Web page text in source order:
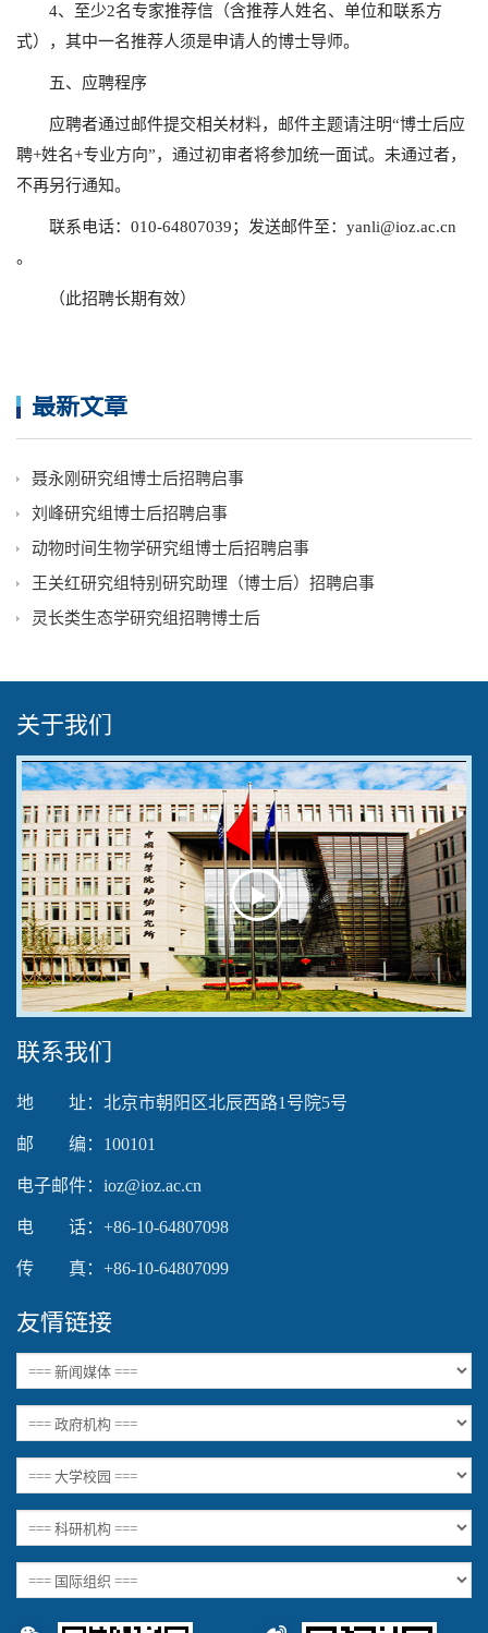
4、至少2名专家推荐信（含推荐人姓名、单位和联系方
式），其中一名推荐人须是申请人的博士导师。
五、应聘程序
应聘者通过邮件提交相关材料，邮件主题请注明“博士后应
聘+姓名+专业方向”，通过初审者将参加统一面试。未通过者，
不再另行通知。
联系电话：010-64807039；发送邮件至：yanli@ioz.ac.cn
。
（此招聘长期有效）
最新文章
聂永刚研究组博士后招聘启事
刘峰研究组博士后招聘启事
动物时间生物学研究组博士后招聘启事
王关红研究组特别研究助理（博士后）招聘启事
灵长类生态学研究组招聘博士后
关于我们
Play
Video
联系我们
地 址：北京市朝阳区北辰西路1号院5号
邮 编：100101
电子邮件：ioz@ioz.ac.cn
电 话：+86-10-64807098
传 真：+86-10-64807099
友情链接